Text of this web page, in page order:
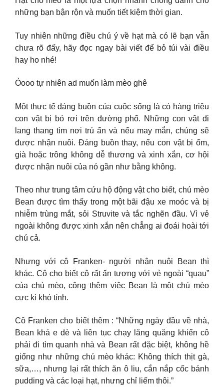
những bạn bận rộn và muốn tiết kiệm thời gian.
Tuy nhiên những điều chú ý về hạt mà có lẽ bạn vẫn
chưa rõ đấy, hãy đọc ngay bài viết để bỏ túi vài điều
hay ho nhé!
Ỏooo tự nhiên ad muốn làm mèo ghê
Một thực tế đáng buồn của cuộc sống là có hàng triệu
con vật bị bỏ rơi trên đường phố. Những con vật đi
lang thang tìm nơi trú ẩn và nếu may mắn, chúng sẽ
được nhận nuôi. Đáng buồn thay, nếu con vật bị ốm,
già hoặc trông không dễ thương và xinh xắn, cơ hội
được nhận nuôi của nó gần như bằng không.
Theo như trung tâm cứu hộ động vật cho biết, chú mèo
Bean được tìm thấy trong một bãi đậu xe moóc và bị
nhiễm trùng mắt, sỏi Struvite và tắc nghẽn đầu. Vì vẻ
ngoài không được xinh xắn nên chẳng ai đoái hoài tới
chú cả.
Nhưng với cô Franken- người nhận nuôi Bean thì
khác. Cô cho biết cô rất ấn tượng với vẻ ngoài “quạu”
của chú mèo, cộng thêm việc Bean là một chú mèo
cực kì khó tính.
Cô Franken cho biết thêm : “Những ngày đầu về nhà,
Bean khá e dè và liên tục chạy lăng quăng khiến cô
phải đi tìm quanh nhà và Bean rất đặc biệt, không hề
giống như những chú mèo khác: Không thích thịt gà,
sữa,…, nhưng lại rất thích ăn ô liu, cắn nắp cốc bánh
pudding và các loại hạt, nhưng chỉ liếm thôi.”